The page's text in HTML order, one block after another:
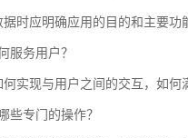
据时应明确应用的目的和主要功
服务用户？
何实现与用户之间的交互，如何
些专门的操作？